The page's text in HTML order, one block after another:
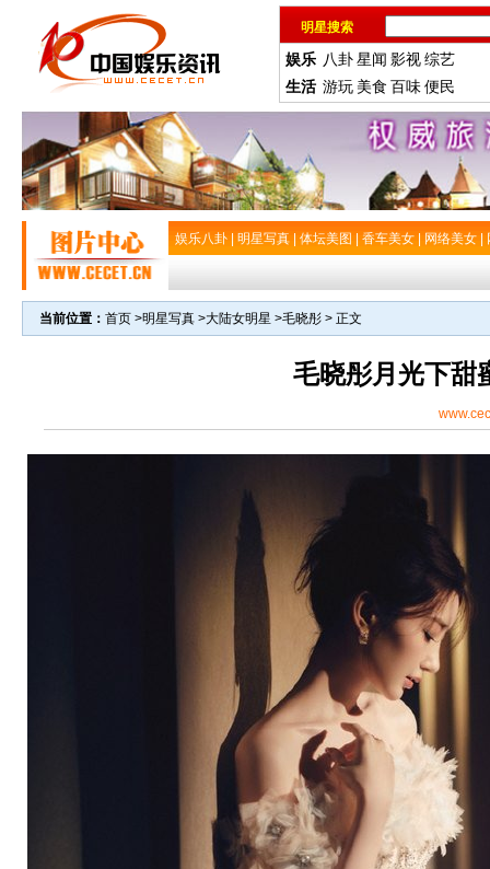
明星搜索
娱乐 八卦星闻 影视综艺
生活 游玩 美食 百味便民
娱乐八卦 明星写真 体坛美图 香车美女 网络美女
当前位置： 首页 >明星写真 >大陆女明星 >毛晓彤 > 正文
毛晓彤月光下甜